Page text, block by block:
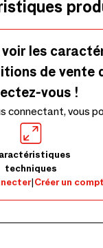
voir les
de vente
vous !
connectant, vous
techniques
|Créer un